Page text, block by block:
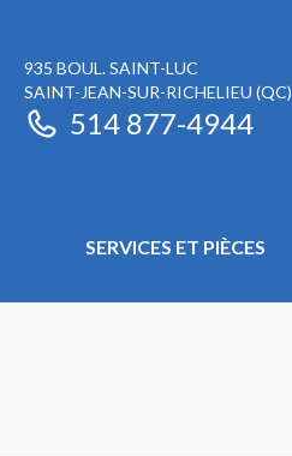
935 BOUL. SAINT-LUC
SAINT-JEAN-SUR-RICHELIEU (QC)
514 877-4944
SERVICES ET PIÈCES